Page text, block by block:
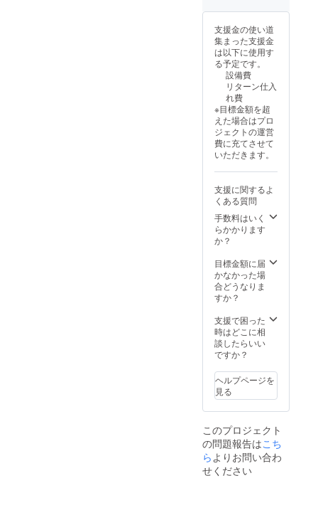
「注意
事項」
・パブ
リック
は男性
専用 ・
本券１
枚につ
き１名
様まで
利用可
能 ・現
金への
交換不
可 ・紛
失の際
は再発
行不可
・個室
は使用
交換不
可 ・紛
失の際
は再発
行不可
・個室
は使用
不可 ・
プレ
オープ
ン期間
は12月
中旬～1
月中旬
の内10
日間程
度を予
定して
おりま
す。 ・
ンに参
加でき
なかっ
用券と
して利
用可能
その
有効期
ランド
オープ
ンから1
年間
プレ
オープ
ン期間
は12月
中旬～1
月中旬
の内10
日間程
度を予
定して
おりま
す。 ・
プレ
オープ
ンに参
加でき
なかっ
た方は
通常利
用券と
その
場合の
有効期
オープ
ンから1
年間
意 ※乾
可 ※洗
濯機使
用時は
洗濯
ネット
をご使
い 特徴
速乾効
果によ
る気化
熱を利
用し、
がすこ
とで頭
部を熱
から守
りま
た、水
捌けの
良さと
速乾機
り、洗
濯・脱
水後の
物干し
を軽減
する事
が可能
です。
に高い
速乾性
と洗濯
耐久性
を備え
支援金の使い道
集まった支援金
は以下に使用す
る予定です。
設備費
リターン仕入
れ費
※目標金額を超
えた場合はプロ
ジェクトの運営
費に充てさせて
いただきます。
支援に関するよ
くある質問
手数料はいく
らかかります
か？
目標金額に届
かなかった場
合どうなりま
すか？
支援で困った
時はどこに相
談したらいい
ですか？
ヘルプページを
見る
このプロジェクト
の問題報告はこち
らよりお問い合わ
せください